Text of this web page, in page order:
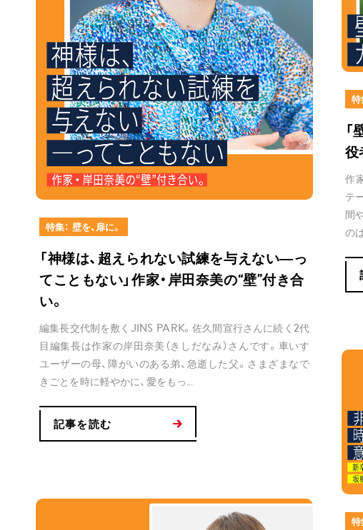
特集： 壁を、扉に。
「神様は、超えられない試練を与えない―っ
てこともない」作家・岸田奈美の“壁”付き合
い。
編集長交代制を敷くJINS PARK。佐久間宣行さんに続く2代
目編集長は作家の岸田奈美（きしだなみ）さんです。車いす
ユーザーの母、障がいのある弟、急逝した父。さまざまなで
きごとを時に軽やかに、愛をもっ...
記事を読む
特
「
役
作
テ
間
の
特